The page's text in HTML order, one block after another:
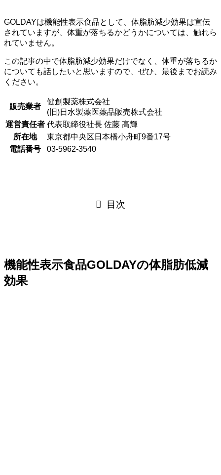
GOLDAYは機能性表示食品として、体脂肪減少効果は宣伝
されていますが、体重が落ちるかどうかについては、触れら
れていません。
この記事の中で体脂肪減少効果だけでなく、体重が落ちるか
についても話したいと思いますので、ぜひ、最後までお読み
ください。
販売業者
健創製薬株式会社
(旧)日水製薬医薬品販売株式会社
運営責任者 代表取締役社長 佐藤 高輝
所在地
東京都中央区日本橋小舟町9番17号
電話番号
03-5962-3540
目次
機能性表示食品GOLDAYの体脂肪低減
効果